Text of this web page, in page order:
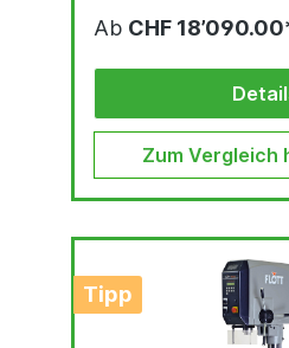
qualitativ hochwertige
Schnell verstellbarer und
Ab CHF
Zum Vergleich
Tipp